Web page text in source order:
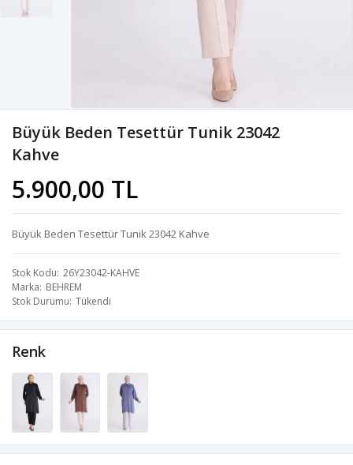
Büyük Beden Tesettür Tunik 23042
Kahve
5.900,00 TL
Büyük Beden Tesettür Tunik 23042 Kahve
Stok Kodu 26Y23042-KAHVE
Marka BEHREM
Stok Durumu Tükendi
Renk